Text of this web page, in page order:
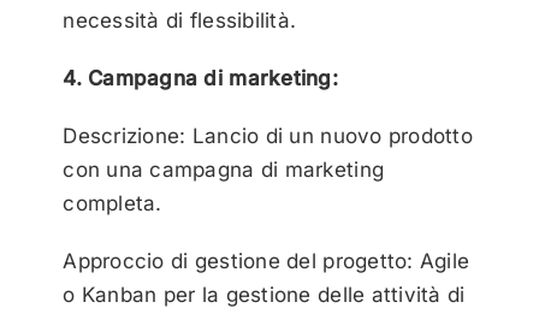
necessità di flessibilità.
4. Campagna di marketing:
Descrizione: Lancio di un nuovo prodotto
con una campagna di marketing
completa.
Approccio di gestione del progetto: Agile
o Kanban per la gestione delle attività di